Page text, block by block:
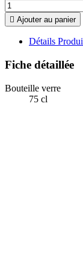
 Ajouter au panier
Détails
Fiche détaillée
Bouteille verre
75 cl